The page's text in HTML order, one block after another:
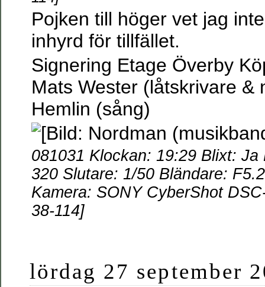
Pojken till höger vet jag
inhyrd för tillfället.
Signering Etage Överby
Mats Wester (låtskrivare &
Hemlin (sång)
081031 Klockan: 19:29 Blixt:
320 Slutare: 1/50 Bländare: F5.2
Kamera: SONY CyberShot
38-114]
lördag 27 september